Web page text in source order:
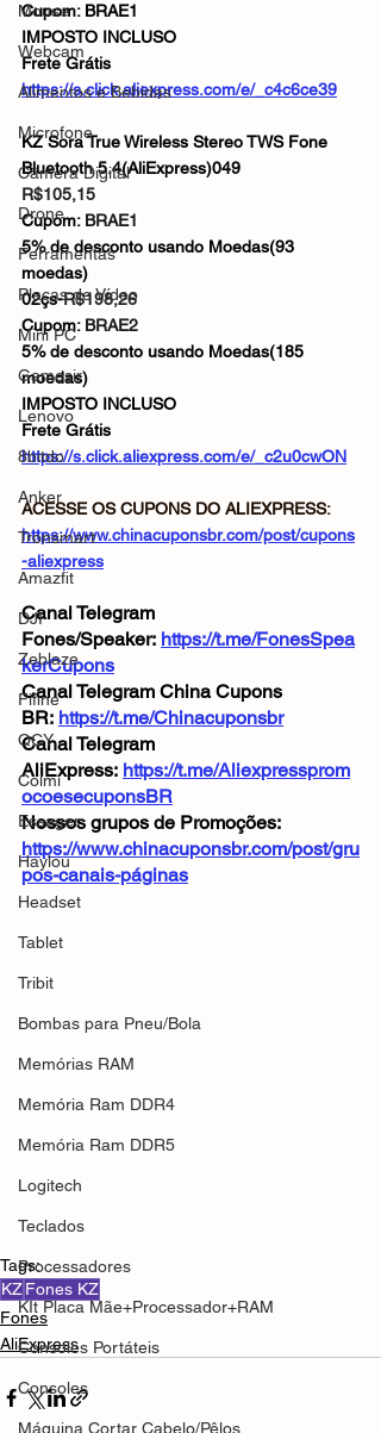
Mouse
Webcam
Alimentos e Bebidas
Microfone
Câmera Digital
Drone
Ferramentas
Placas de Vídeo
Mini PC
Gamesir
Lenovo
8bitdo
Anker
Tronsmart
Amazfit
DJI
Zeblaze
Fifine
QCY
Colmi
Essager
Haylou
Headset
Tablet
Tribit
Bombas para Pneu/Bola
Memórias RAM
Memória Ram DDR4
Memória Ram DDR5
Logitech
Teclados
Processadores
KIt Placa Mãe+Processador+RAM
Consoles Portáteis
Consoles
Máquina Cortar Cabelo/Pêlos
Cupom: BRAE1
IMPOSTO INCLUSO
Frete Grátis
https://s.click.aliexpress.com/e/_c4c6ce39
KZ Sora True Wireless Stereo TWS Fone
Bluetooth 5.4(AliExpress)049
R$105,15
Cupom: BRAE1
5% de desconto usando Moedas(93
moedas)
02çs-R$198,26
Cupom: BRAE2
5% de desconto usando Moedas(185
moedas)
IMPOSTO INCLUSO
Frete Grátis
https://s.click.aliexpress.com/e/_c2u0cwON
ACESSE OS CUPONS DO ALIEXPRESS:
https://www.chinacuponsbr.com/post/cupons
-aliexpress
Canal Telegram
Fones/Speaker: https://t.me/FonesSpea
kerCupons
Canal Telegram China Cupons
BR: https://t.me/Chinacuponsbr
Canal Telegram
AliExpress: https://t.me/Aliexpressprom
ocoesecuponsBR
Nossos grupos de Promoções:
https://www.chinacuponsbr.com/post/gru
pos-canais-páginas
Tags:
KZFones KZ
Fones
AliExpress